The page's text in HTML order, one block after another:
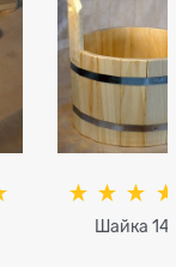
Шайка 14